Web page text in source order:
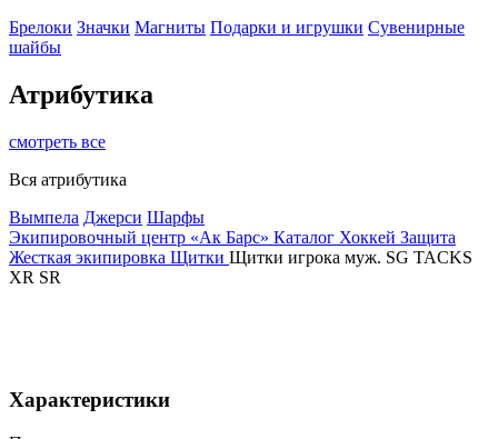
Брелоки Значки Магниты Подарки и игрушки Сувенирные
шайбы
Атрибутика
смотреть все
Вся атрибутика
Вымпела Джерси Шарфы
Экипировочный центр «Ак Барс» Каталог Хоккей Защита
Жесткая экипировка Щитки Щитки игрока муж. SG TACKS
XR SR
Характеристики